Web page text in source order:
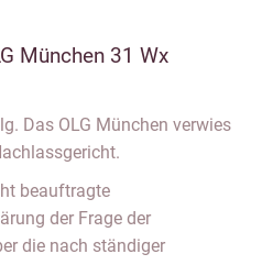
München 31 Wx
Das OLG München verwies
beauftragte
der Frage der
die nach ständiger